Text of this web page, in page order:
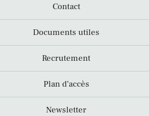
Contact
Documents utiles
Recrutement
Plan d’accès
Newsletter